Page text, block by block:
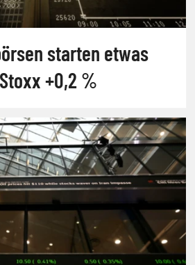
starten etwas
+0,2 %